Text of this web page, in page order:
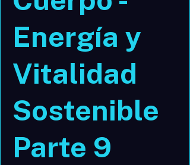
Energía y
Vitalidad
Sostenible
Parte 9